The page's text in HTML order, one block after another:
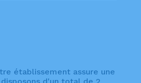
établissement assure une